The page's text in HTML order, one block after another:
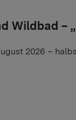
Wildbad –
2026 –